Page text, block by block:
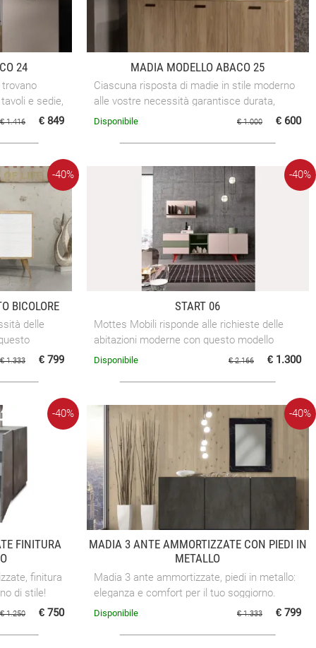
24
e sedie,
elementi da
€ 1.416 € 849
MADIA MODELLO ABACO 25
Ciascuna risposta di madie in stile moderno
alle vostre necessità garantisce durata,
qualità indispensabile per Mottes Mobili. Nei
€ 1.000 € 600
Disponibile
BICOLORE
delle
ma
-40%
€ 1.333 € 799
START 06
Mottes Mobili risponde alle richieste delle
abitazioni moderne con questo modello
versatile che sa contenere, ma anche
-40%
€ 2.166 € 1.300
Disponibile
FINITURA
finitura
di stile!
-40%
€ 1.250 € 750
MADIA 3 ANTE AMMORTIZZATE CON PIEDI IN
METALLO
Madia 3 ante ammortizzate, piedi in metallo:
eleganza e comfort per il tuo soggiorno.
-40%
€ 1.333 € 799
Disponibile